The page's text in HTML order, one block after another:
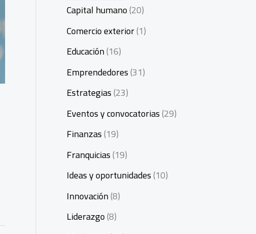
Capital humano(20)
Comercio exterior(1)
Educación(16)
Emprendedores(31)
Estrategias(23)
Eventos y convocatorias(29)
Finanzas(19)
Franquicias(19)
Ideas y oportunidades(10)
Innovación(8)
Liderazgo(8)